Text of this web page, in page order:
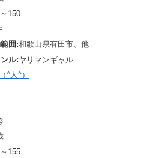
150
囲:和歌山県有田市、他
ル:ヤリマンギャル
^人^）
155